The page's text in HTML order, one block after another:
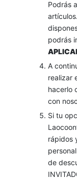
Podrás
podrás
A
realizar
hacerlo
con
Si tu
rápidos
de